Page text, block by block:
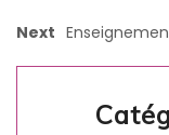
Next